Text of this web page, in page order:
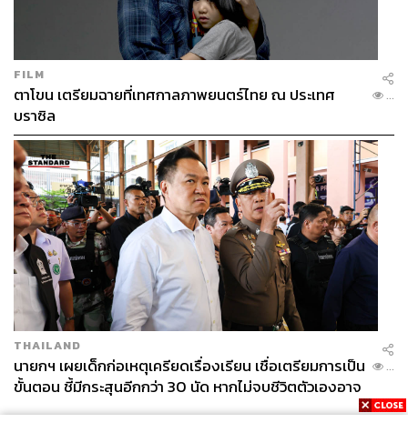
FILM
ตาโขน เตรียมฉายที่เทศกาลภาพยนตร์ไทย ณ ประเทศ
บราซิล
...
THAILAND
นายกฯ เผยเด็กก่อเหตุเครียดเรื่องเรียน เชื่อเตรียมการเป็น
ขั้นตอน ชี้มีกระสุนอีกกว่า 30 นัด หากไม่จบชีวิตตัวเองอาจ
สูญเสียเพิ่ม
...